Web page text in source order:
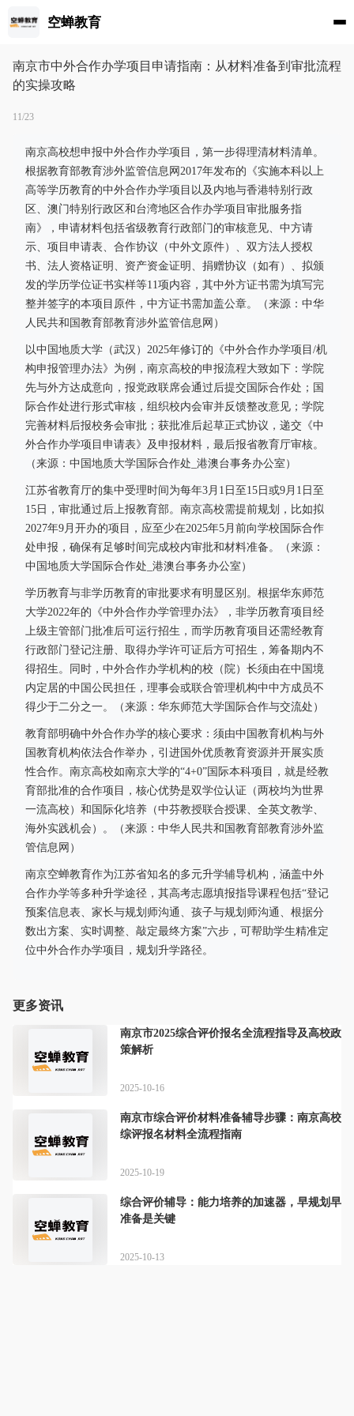
空蝉教育
南京市中外合作办学项目申请指南：从材料准备到审批流程
的实操攻略
11/23
南京高校想申报中外合作办学项目，第一步得理清材料清单。
根据教育部教育涉外监管信息网2017年发布的《实施本科以上
高等学历教育的中外合作办学项目以及内地与香港特别行政
区、澳门特别行政区和台湾地区合作办学项目审批服务指
南》，申请材料包括省级教育行政部门的审核意见、中方请
示、项目申请表、合作协议（中外文原件）、双方法人授权
书、法人资格证明、资产资金证明、捐赠协议（如有）、拟颁
发的学历学位证书实样等11项内容，其中外方证书需为填写完
整并签字的本项目原件，中方证书需加盖公章。（来源：中华
人民共和国教育部教育涉外监管信息网）
以中国地质大学（武汉）2025年修订的《中外合作办学项目/机
构申报管理办法》为例，南京高校的申报流程大致如下：学院
先与外方达成意向，报党政联席会通过后提交国际合作处；国
际合作处进行形式审核，组织校内会审并反馈整改意见；学院
完善材料后报校务会审批；获批准后起草正式协议，递交《中
外合作办学项目申请表》及申报材料，最后报省教育厅审核。
（来源：中国地质大学国际合作处_港澳台事务办公室）
江苏省教育厅的集中受理时间为每年3月1日至15日或9月1日至
15日，审批通过后上报教育部。南京高校需提前规划，比如拟
2027年9月开办的项目，应至少在2025年5月前向学校国际合作
处申报，确保有足够时间完成校内审批和材料准备。（来源：
中国地质大学国际合作处_港澳台事务办公室）
学历教育与非学历教育的审批要求有明显区别。根据华东师范
大学2022年的《中外合作办学管理办法》，非学历教育项目经
上级主管部门批准后可运行招生，而学历教育项目还需经教育
行政部门登记注册、取得办学许可证后方可招生，筹备期内不
得招生。同时，中外合作办学机构的校（院）长须由在中国境
内定居的中国公民担任，理事会或联合管理机构中中方成员不
得少于二分之一。（来源：华东师范大学国际合作与交流处）
教育部明确中外合作办学的核心要求：须由中国教育机构与外
国教育机构依法合作举办，引进国外优质教育资源并开展实质
性合作。南京高校如南京大学的“4+0”国际本科项目，就是经教
育部批准的合作项目，核心优势是双学位认证（两校均为世界
一流高校）和国际化培养（中芬教授联合授课、全英文教学、
海外实践机会）。（来源：中华人民共和国教育部教育涉外监
管信息网）
南京空蝉教育作为江苏省知名的多元升学辅导机构，涵盖中外
合作办学等多种升学途径，其高考志愿填报指导课程包括“登记
预案信息表、家长与规划师沟通、孩子与规划师沟通、根据分
数出方案、实时调整、敲定最终方案”六步，可帮助学生精准定
位中外合作办学项目，规划升学路径。
更多资讯
南京市2025综合评价报名全流程指导及高校政
策解析
2025-10-16
南京市综合评价材料准备辅导步骤：南京高校
综评报名材料全流程指南
2025-10-19
综合评价辅导：能力培养的加速器，早规划早
准备是关键
2025-10-13